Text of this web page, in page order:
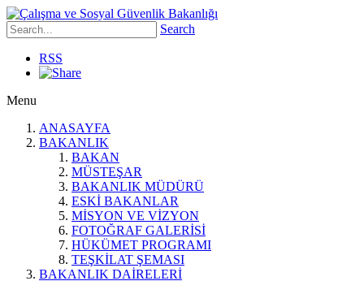
Search
RSS
Menu
ANASAYFA
BAKANLIK
BAKAN
MÜSTEŞAR
BAKANLIK MÜDÜRÜ
ESKİ BAKANLAR
MİSYON VE VİZYON
FOTOĞRAF GALERİSİ
HÜKÜMET PROGRAMI
TEŞKİLAT ŞEMASI
BAKANLIK DAİRELERİ